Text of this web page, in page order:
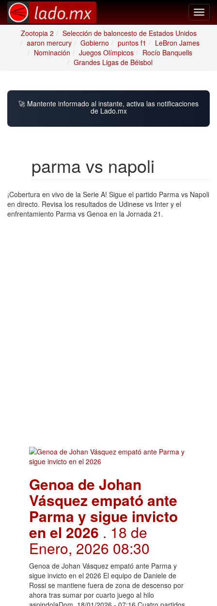
Zootopia 2
Selección de baloncesto de Estados Unidos
aaron mercury
Gobierno puntos f1
LeBron James
Nominación
Juegos Olímpicos
Rocío Banquells
Grandes Ligas de Béisbol
🚀 Mantente informado al instante, activa las notificaciones
de Lado.mx
parma vs napoli
¡Cobertura en vivo de la Serie A! Sigue el partido Parma vs Napoli
en directo. Revisa los resultados de Udinese vs Inter y el
enfrentamiento Parma vs Genoa en la Jornada 21.
Genoa de Johan
Vásquez empató ante
Parma y sigue invicto
en el 2026 . 18 de
Enero, 2026 08:30
Genoa de Johan Vásquez empató ante Parma y
sigue invicto en el 2026 El equipo de Daniele de
Rossi se mantiene fuera de zona de descenso por
ahora tras sumar por cuarto juego al hilo